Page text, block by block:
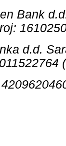
Bank
d.d.